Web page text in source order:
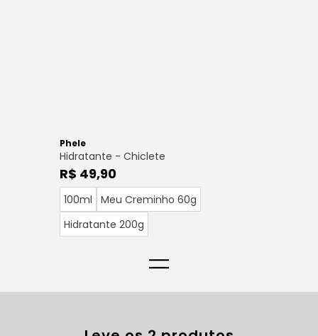
Phele
Hidratante - Chiclete
R$ 49,90
100ml
Meu Creminho 60g
Hidratante 200g
=